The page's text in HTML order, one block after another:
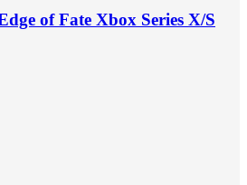
of Fate Xbox Series X/S